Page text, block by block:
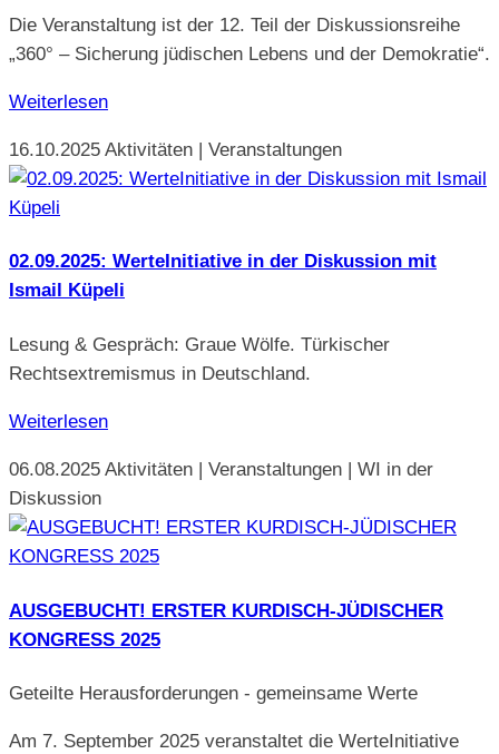
Die Veranstaltung ist der 12. Teil der Diskussionsreihe
„360° – Sicherung jüdischen Lebens und der Demokratie“.
Weiterlesen
16.10.2025 Aktivitäten | Veranstaltungen
02.09.2025: WerteInitiative in der Diskussion mit
Ismail Küpeli
Lesung & Gespräch: Graue Wölfe. Türkischer
Rechtsextremismus in Deutschland.
Weiterlesen
06.08.2025 Aktivitäten | Veranstaltungen | WI in der
Diskussion
AUSGEBUCHT! ERSTER KURDISCH-JÜDISCHER
KONGRESS 2025
Geteilte Herausforderungen - gemeinsame Werte
Am 7. September 2025 veranstaltet die WerteInitiative